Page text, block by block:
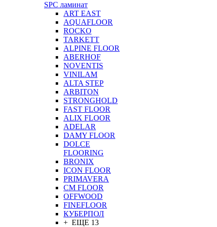
SPC ламинат
ART EAST
AQUAFLOOR
ROCKO
TARKETT
ALPINE FLOOR
ABERHOF
NOVENTIS
VINILAM
ALTA STEP
ARBITON
STRONGHOLD
FAST FLOOR
ALIX FLOOR
ADELAR
DAMY FLOOR
DOLCE
FLOORING
BRONIX
ICON FLOOR
PRIMAVERA
CM FLOOR
OFFWOOD
FINEFLOOR
КУБЕРПОЛ
+ ЕЩЕ 13